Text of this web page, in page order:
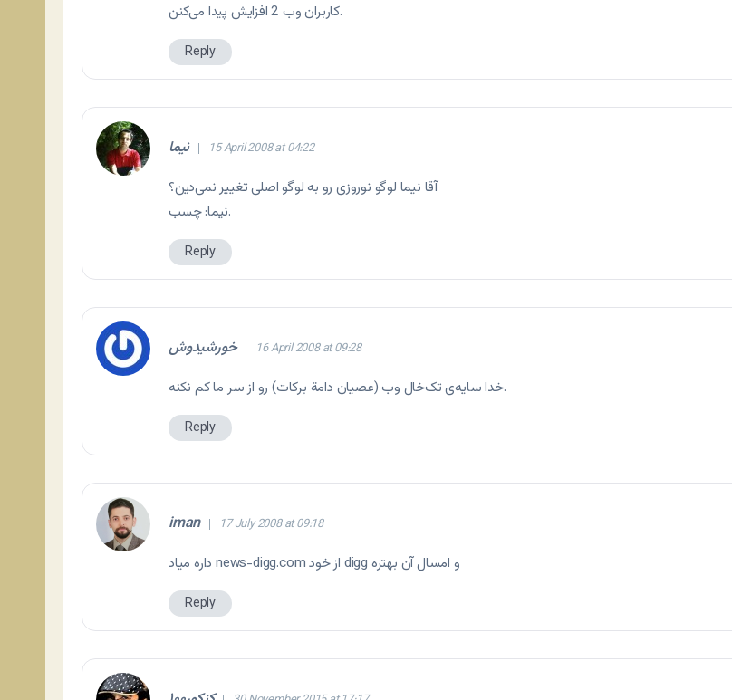
کاربران وب 2 افزایش پیدا می‌کنن.
Reply
نیما 15 April 2008 at 04:22
آقا نیما لوگو نوروزی رو به لوگو اصلی تغییر نمی‌دین؟
نیما: چسب.
Reply
خورشیدوش 16 April 2008 at 09:28
خدا سایه‌ی تک‌خال وب (عصیان دامة برکات) رو از سر ما کم نکنه.
Reply
iman 17 July 2008 at 09:18
داره میاد news-digg.com از خود digg و امسال آن بهتره
Reply